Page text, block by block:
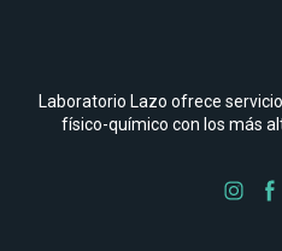
Laboratorio Lazo ofrece
físico-químico con los más